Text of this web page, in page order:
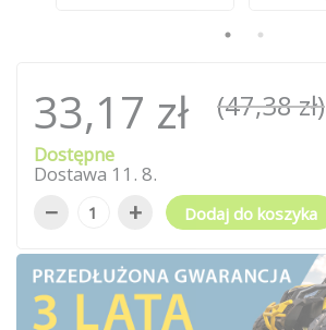
33,17 zł (47,38 zł)
Dostępne
Dostawa 11 . 8.
− + Dodaj do koszyka